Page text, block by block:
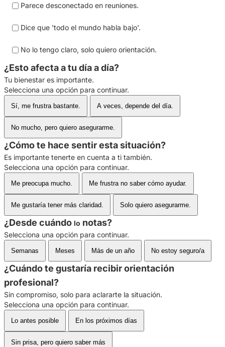
Parece desconectado en reuniones.
Dice que 'todo el mundo habla bajo'.
No lo tengo claro, solo quiero orientación.
¿Esto afecta a tu día a día?
Tu bienestar es importante.
Selecciona una opción para continuar.
Sí, me frustra bastante. A veces, depende del día.
No mucho, pero quiero asegurarme.
¿Cómo te hace sentir esta situación?
Es importante tenerte en cuenta a ti también.
Selecciona una opción para continuar.
Me preocupa mucho. Me frustra no saber cómo ayudar.
Me gustaría tener más claridad. Solo quiero asegurarme.
¿Desde cuándo lo notas?
Selecciona una opción para continuar.
Semanas Meses Más de un año No estoy seguro/a
¿Cuándo te gustaría recibir orientación
profesional?
Sin compromiso, solo para aclararte la situación.
Selecciona una opción para continuar.
Lo antes posible En los próximos días
Sin prisa, pero quiero saber más